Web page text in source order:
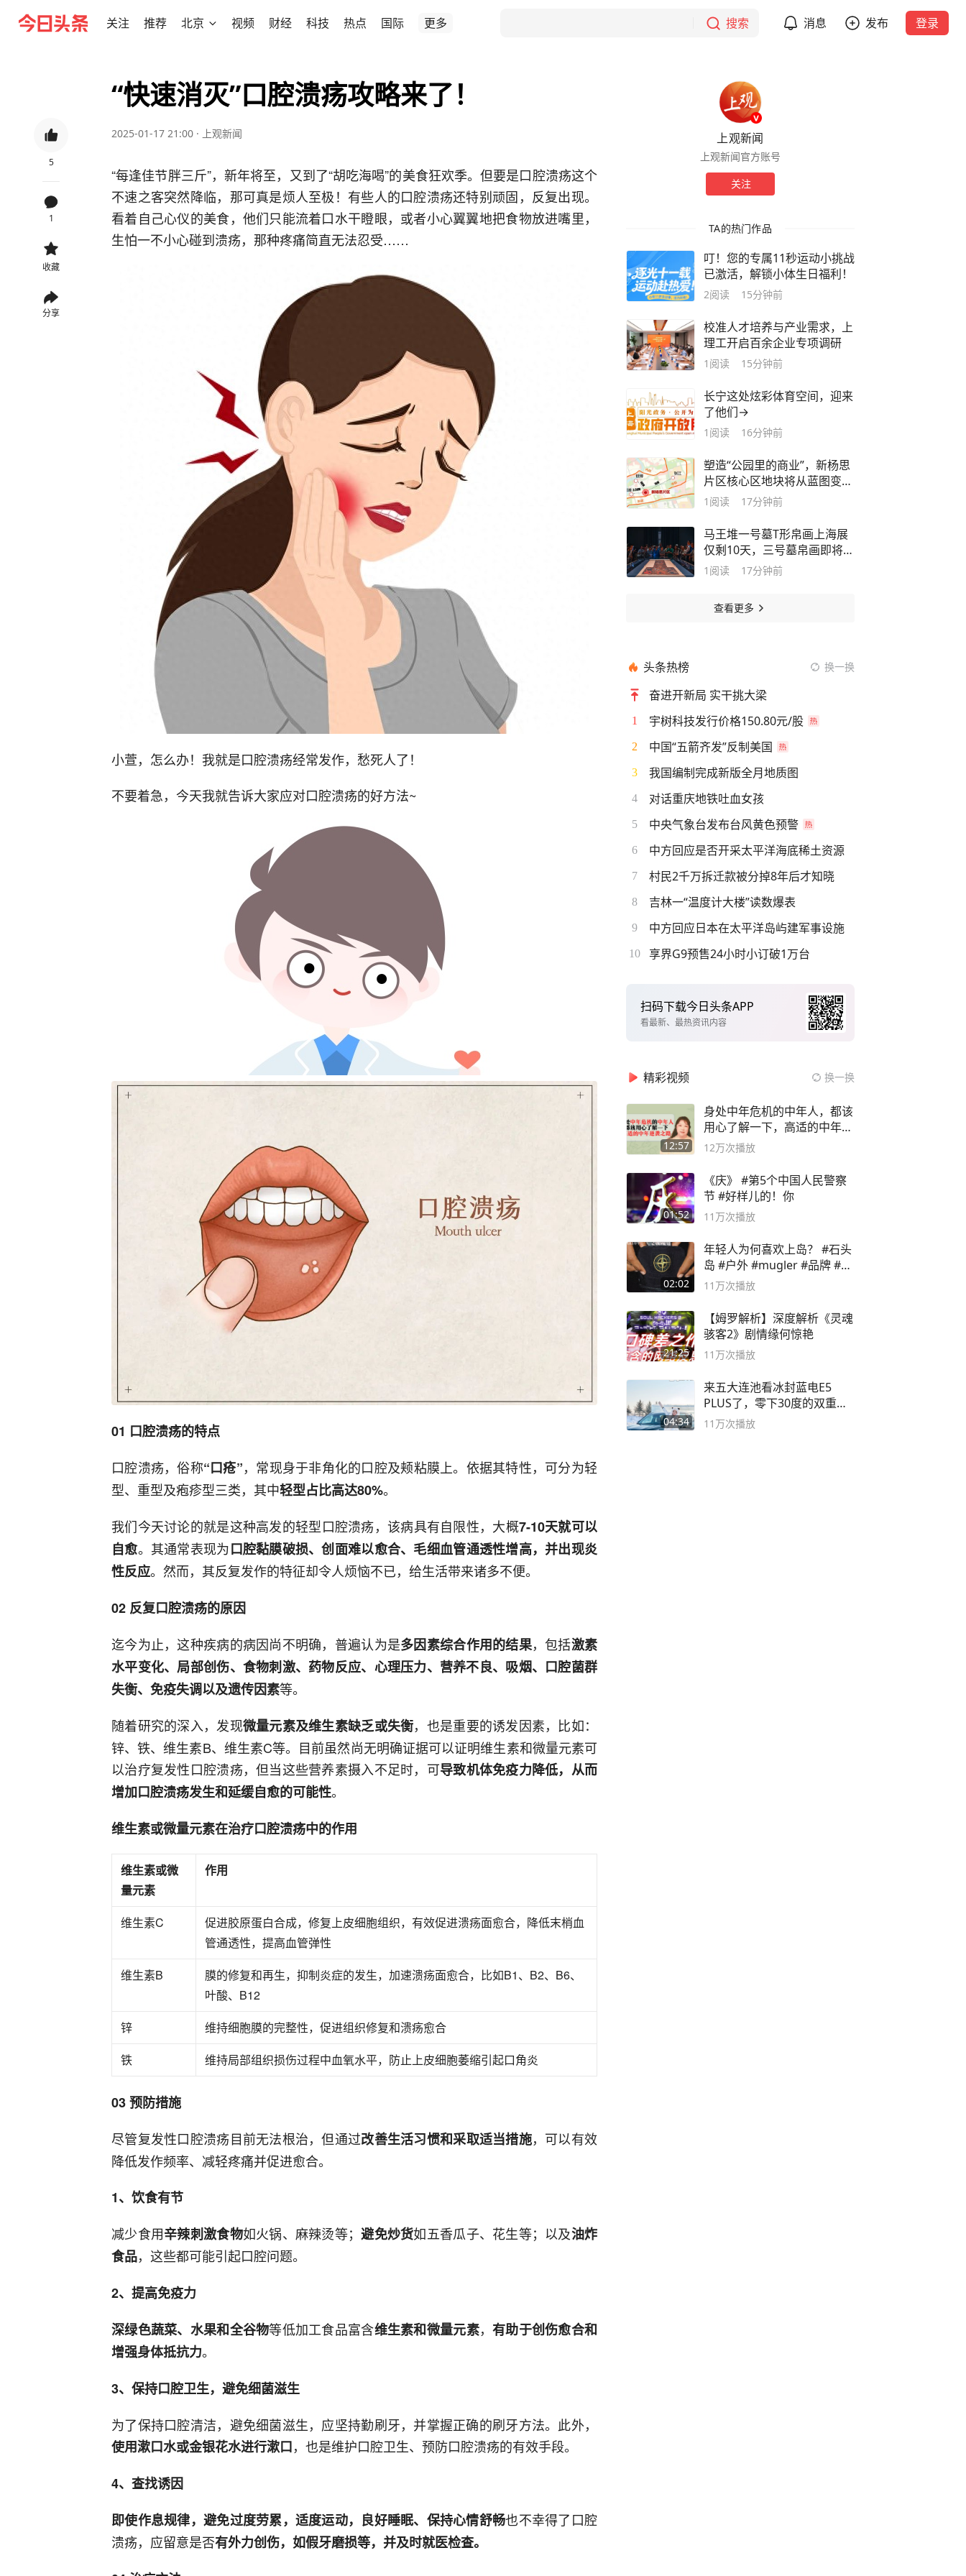
关注 推荐 北京 视频 财经 科技 热点 国际 更多 搜索 消息 发布 登录
5
1
收藏
分享
“快速消灭”口腔溃疡攻略来了！
2025-01-17 21:00 · 上观新闻
“每逢佳节胖三斤”，新年将至，又到了“胡吃海喝”的美食狂欢季。但要是口腔溃疡这个
不速之客突然降临，那可真是烦人至极！有些人的口腔溃疡还特别顽固，反复出现。
看着自己心仪的美食，他们只能流着口水干瞪眼，或者小心翼翼地把食物放进嘴里，
生怕一不小心碰到溃疡，那种疼痛简直无法忍受……
小萱，怎么办！我就是口腔溃疡经常发作，愁死人了！
不要着急，今天我就告诉大家应对口腔溃疡的好方法~
01 口腔溃疡的特点
口腔溃疡，俗称“口疮”，常现身于非角化的口腔及颊粘膜上。依据其特性，可分为轻
型、重型及疱疹型三类，其中轻型占比高达80%。
我们今天讨论的就是这种高发的轻型口腔溃疡，该病具有自限性，大概7-10天就可以
自愈。其通常表现为口腔黏膜破损、创面难以愈合、毛细血管通透性增高，并出现炎
性反应。然而，其反复发作的特征却令人烦恼不已，给生活带来诸多不便。
02 反复口腔溃疡的原因
迄今为止，这种疾病的病因尚不明确，普遍认为是多因素综合作用的结果，包括激素
水平变化、局部创伤、食物刺激、药物反应、心理压力、营养不良、吸烟、口腔菌群
失衡、免疫失调以及遗传因素等。
随着研究的深入，发现微量元素及维生素缺乏或失衡，也是重要的诱发因素，比如：
锌、铁、维生素B、维生素C等。目前虽然尚无明确证据可以证明维生素和微量元素可
以治疗复发性口腔溃疡，但当这些营养素摄入不足时，可导致机体免疫力降低，从而
增加口腔溃疡发生和延缓自愈的可能性。
维生素或微量元素在治疗口腔溃疡中的作用
维生素或微
量元素
作用
维生素C
促进胶原蛋白合成，修复上皮细胞组织，有效促进溃疡面愈合，降低末梢血
管通透性，提高血管弹性
维生素B
膜的修复和再生，抑制炎症的发生，加速溃疡面愈合，比如B1、B2、B6、
叶酸、B12
锌
维持细胞膜的完整性，促进组织修复和溃疡愈合
铁
维持局部组织损伤过程中血氧水平，防止上皮细胞萎缩引起口角炎
03 预防措施
尽管复发性口腔溃疡目前无法根治，但通过改善生活习惯和采取适当措施，可以有效
降低发作频率、减轻疼痛并促进愈合。
1、饮食有节
减少食用辛辣刺激食物如火锅、麻辣烫等；避免炒货如五香瓜子、花生等；以及油炸
食品，这些都可能引起口腔问题。
2、提高免疫力
深绿色蔬菜、水果和全谷物等低加工食品富含维生素和微量元素，有助于创伤愈合和
增强身体抵抗力。
3、保持口腔卫生，避免细菌滋生
为了保持口腔清洁，避免细菌滋生，应坚持勤刷牙，并掌握正确的刷牙方法。此外，
使用漱口水或金银花水进行漱口，也是维护口腔卫生、预防口腔溃疡的有效手段。
4、查找诱因
即使作息规律，避免过度劳累，适度运动，良好睡眠、保持心情舒畅也不幸得了口腔
溃疡，应留意是否有外力创伤，如假牙磨损等，并及时就医检查。
上观新闻
上观新闻官方账号
关注
TA的热门作品
叮！您的专属11秒运动小挑战
已激活，解锁小体生日福利！
2阅读 15分钟前
校准人才培养与产业需求，上
理工开启百余企业专项调研
1 阅读 15分钟前
长宁这处炫彩体育空间，迎来
了他们→
1 阅读 16分钟前
塑造“公园里的商业”，新杨思
片区核心区地块将从蓝图变为
现实
1 阅读 17分钟前
马王堆一号墓T形帛画上海展
仅剩10天，三号墓帛画即将接
档首展
1 阅读 17分钟前
查看更多
头条热榜 换一换
奋进开新局 实干挑大梁
1 宇树科技发行价格150.80元/股
2 中国“五箭齐发”反制美国
3 我国编制完成新版全月地质图
4 对话重庆地铁吐血女孩
5 中央气象台发布台风黄色预警
6 中方回应是否开采太平洋海底稀土资源
7 村民2千万拆迁款被分掉8年后才知晓
8 吉林一“温度计大楼”读数爆表
9 中方回应日本在太平洋岛屿建军事设施
10 享界G9预售24小时小订破1万台
扫码下载今日头条APP
看最新、最热资讯内容
精彩视频 换一换
12:57
身处中年危机的中年人，都该
用心了解一下，高适的中年逆
袭之路
12万次播放
01:52
《庆》 #第5个中国人民警察
节 #好样儿的！你
11万次播放
02:02
年轻人为何喜欢上岛？ #石头
岛 #户外 #mugler #品牌 #足
球流氓
11万次播放
21:25
【姆罗解析】深度解析《灵魂
骇客2》剧情缘何惊艳
11万次播放
04:34
来五大连池看冰封蓝电E5
PLUS了，零下30度的双重冰
封40小时全录
11万次播放